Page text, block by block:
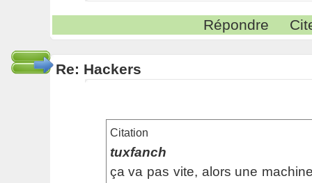
Répondre
Re: Hackers
Citation
tuxfanch
ça va pas vite, alors une